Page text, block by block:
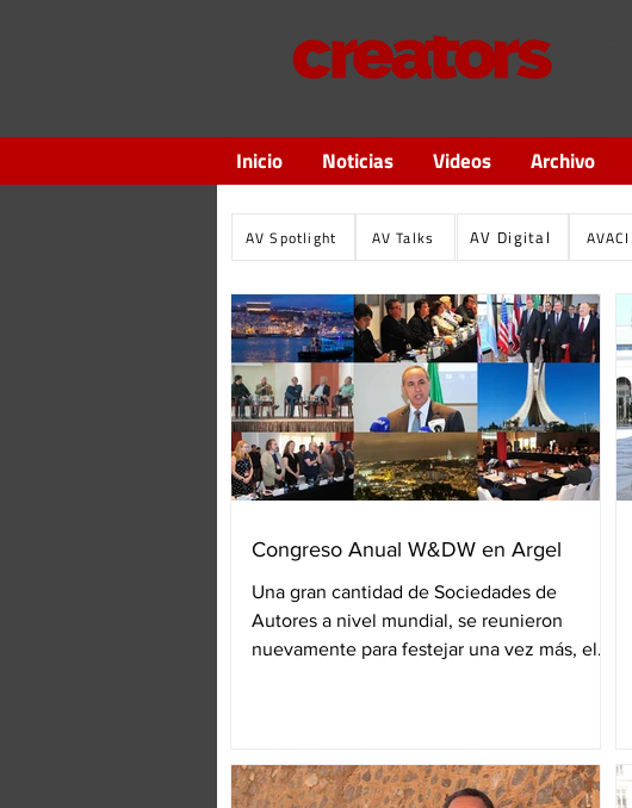
Inicio Noticias Videos Archivo
Congreso Anual W&DW en Argel
Una gran cantidad de Sociedades de
Autores a nivel mundial, se reunieron
nuevamente para festejar una vez más, el
AV Spotlight AV Talks AV Digital AVACI